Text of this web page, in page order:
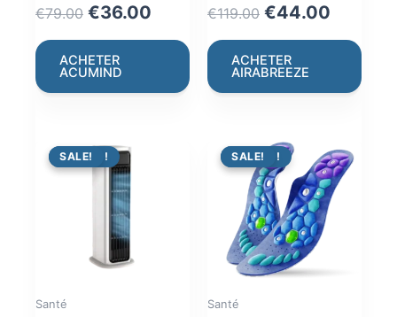
€79.00 Original
price
was:
€79.00.
€36.00 Current
price
€36.00.
ACHETER
ACUMIND
€119.00 Original
price
was:
€119.00.
€44.00
price
ACHETER
AIRABREEZE
PROMO !
SALE!
Santé
PROMO !
SALE!
Santé